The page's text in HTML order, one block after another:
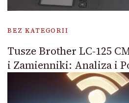
BEZ KATEGORII
Tusze Brother LC-125
i Zamienniki: Analiza i